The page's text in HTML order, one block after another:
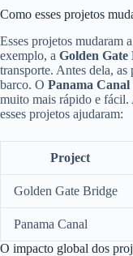
Como esses projetos
Esses projetos mudaram
exemplo, a Golden Gate
transporte. Antes dela, as
barco. O Panama Canal
muito mais rápido e fácil.
esses projetos ajudaram:
Project
Golden Gate Bridge
Panama Canal
O impacto global dos